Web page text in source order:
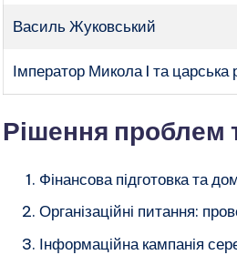
Василь Жуковський
Імператор Микола I та царська
Рішення проблем
Фінансова підготовка та
Організаційні питання:
Інформаційна кампанія